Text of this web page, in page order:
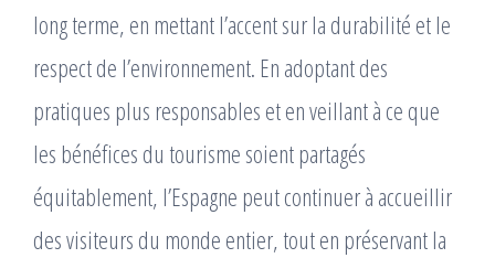
long terme, en mettant l’accent sur la durabilité et le
respect de l’environnement. En adoptant des
pratiques plus responsables et en veillant à ce que
les bénéfices du tourisme soient partagés
équitablement, l’Espagne peut continuer à accueillir
des visiteurs du monde entier, tout en préservant la